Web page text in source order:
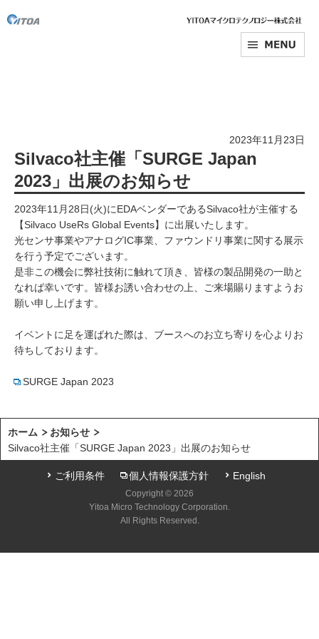
2023年11月23日
Silvaco社主催「SURGE Japan
2023」出展のお知らせ
2023年11月28日(火)にEDAベンダーであるSilvaco社が主催する
【Silvaco UseRs Global Events】に出展いたします。
光センサ事業やアナログIC事業、ファウンドリ事業に関する展示
を行う予定でございます。
是非この機会に弊社技術に触れて頂き、皆様の製品開発の一助と
なれば幸いです。皆様お誘い合わせの上、ご来場賜りますようお
願い申し上げます。
イベントに足を運ばれた際は、ブースへのお立ち寄りを心よりお
待ちしております。
SURGE Japan 2023
ホーム
お知らせ
Silvaco社主催「SURGE Japan 2023」出展のお知らせ
ご利用条件 個人情報保護方針 English
Copyright © 2026
Yitoa Micro Technology Corporation.
All Rights Reserved.